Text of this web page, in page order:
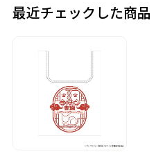
最近チェックした商品
その他
予約販売